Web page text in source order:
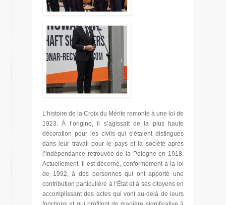
L’histoire de la Croix du Mérite remonte à une loi de
1923. À l’origine, il s’agissait de la plus haute
décoration pour les civils qui s’étaient distingués
dans leur travail pour le pays et la société après
l’indépendance retrouvée de la Pologne en 1918.
Actuellement, il est décerné, conformément à la loi
de 1992, à des personnes qui ont apporté une
contribution particulière à l’État et à ses citoyens en
accomplissant des actes qui vont au-delà de leurs